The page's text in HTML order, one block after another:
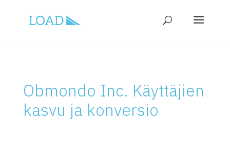
Obmondo Inc. Käyttäjien
kasvu ja konversio